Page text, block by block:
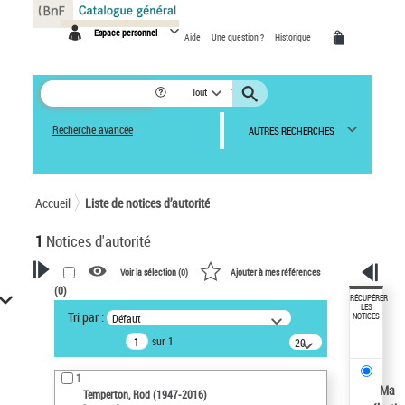
Espace personnel Aide Une question ? Historique
Tout
Recherche avancée AUTRES RECHERCHES
Accueil Liste de notices d’autorité
1 Notices d'autorité
VOTRE RECHERCHE
Recherche avancée dans les
notices d’autorité
Œuvres liées à l'auteur :
Temperton, Rod (1947-2016)
Voir la sélection (0) Ajouter à mes références
(0)
Tri par : Défaut
sur 1
20
résultats/page
1
Temperton, Rod (1947-2016)
RÉCUPÉRER
LES
NOTICES
Ma
Panneau de gestion des cookies